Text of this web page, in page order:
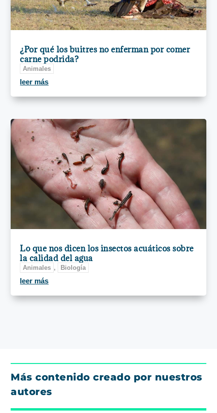
¿Por qué los buitres no enferman por comer
carne podrida?
Animales
leer más
Lo que nos dicen los insectos acuáticos sobre
la calidad del agua
Animales , Biología
leer más
Más contenido creado por nuestros
autores